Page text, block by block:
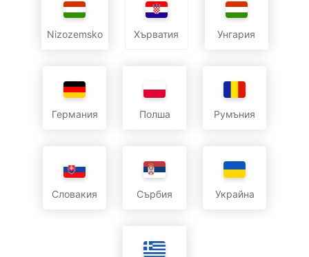
Nizozemsko Хърватия Унгария
Германия Полша Румъния
Словакия Сърбия Украйна